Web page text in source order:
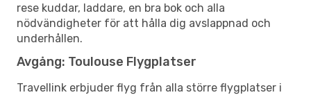
rese kuddar, laddare, en bra bok och alla
nödvändigheter för att hålla dig avslappnad och
underhållen.
Avgång: Toulouse Flygplatser
Travellink erbjuder flyg från alla större flygplatser i